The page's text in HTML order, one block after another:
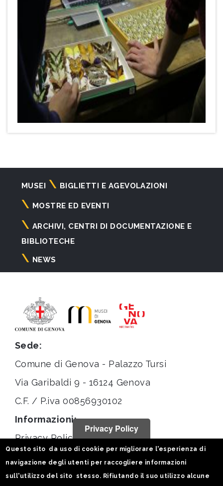
Navigazione
principale
MUSEI BIGLIETTI E AGEVOLAZIONI
MOSTRE ED EVENTI
ARCHIVI, CENTRI DI DOCUMENTAZIONE E
BIBLIOTECHE
NEWS
Sede:
Comune di Genova - Palazzo Tursi
Via Garibaldi 9 - 16124 Genova
C.F. / P.iva 00856930102
Informazioni:
Privacy Policy
Statistiche
Privacy Policy
Questo sito da uso di cookie per migliorare l'esperienza di
navigazione degli utenti per raccogliere informazioni
sull'utilizzo del sito stesso. Rifiutando il suo utilizzo alcune